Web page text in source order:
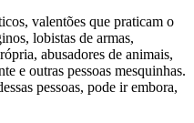
valentões que praticam o
lobistas de armas,
abusadores de animais,
e outras pessoas mesquinhas.
pessoas, pode ir embora,